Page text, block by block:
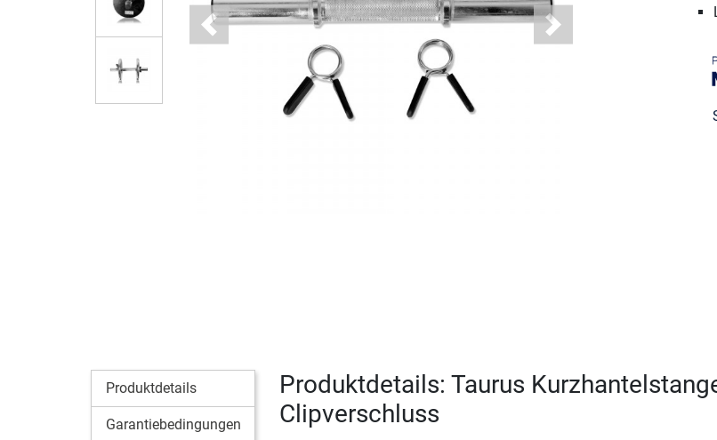
Previous Next
Produktdetails
Garantiebedingungen
Produktdetails: Taurus
Clipverschluss